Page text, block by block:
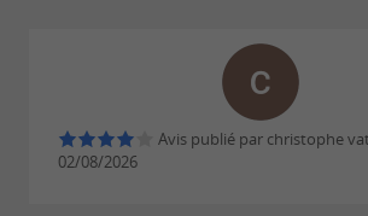
Avis publié par christophe
02/08/2026